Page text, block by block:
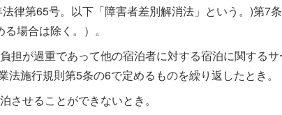
律第65号。以下「障害者差別解消法」という。)第7条
場合は除く。）。
が過重であって他の宿泊者に対する宿泊に関するサ
施行規則第5条の6で定めるものを繰り返したとき。
せることができないとき。